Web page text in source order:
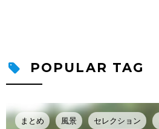
POPULAR TAG
まとめ 風景 セレクション